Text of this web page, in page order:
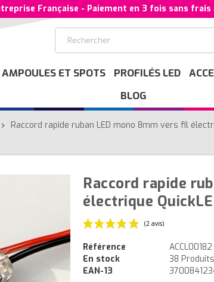
Française - Paiement en 3 fois sans
AMPOULES ET SPOTS PROFILÉS LED
BLOG
chevron_right Raccord rapide ruban LED mono 8mm vers fil
Raccord rapide
électrique
Référence
ACCL00182
En stock
38 Produits
EAN-13